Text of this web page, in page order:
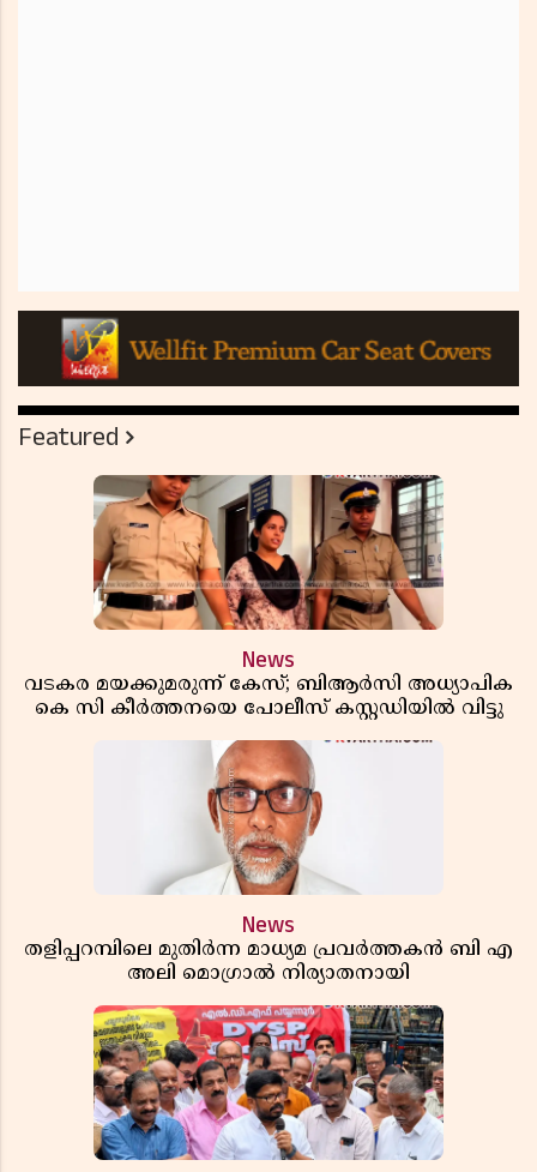
Featured
News
വടകര മയക്കുമരുന്ന് കേസ്; ബിആർസി അധ്യാപിക
കെ സി കീർത്തനയെ പോലീസ് കസ്റ്റഡിയിൽ വിട്ടു
News
തളിപ്പറമ്പിലെ മുതിർന്ന മാധ്യമ പ്രവർത്തകൻ ബി എ
അലി മൊഗ്രാൽ നിര്യാതനായി